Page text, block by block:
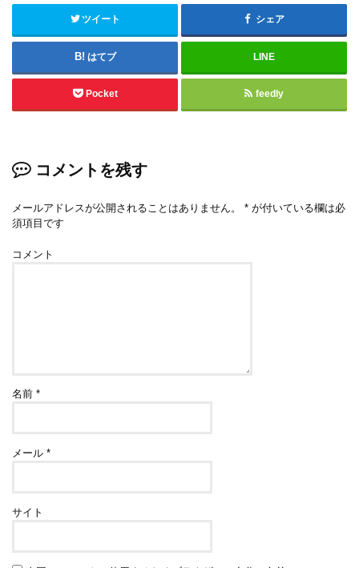
ツイート シェア
はてブ LINE
Pocket feedly
コメントを残す
メールアドレスが公開されることはありません。 * が付いている欄は必
須項目です
コメント
名前*
メール*
サイト